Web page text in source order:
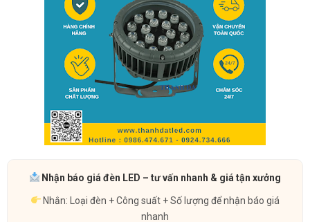
Nhận báo giá đèn LED – tư vấn nhanh & giá tận xưởng
Nhắn: Loại đèn + Công suất + Số lượng để nhận báo giá
nhanh